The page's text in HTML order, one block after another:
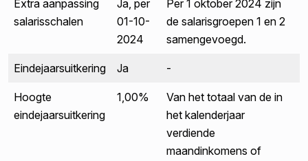
Extra aanpassing
salarisschalen
Ja, per
01-10-
2024
Per 1 oktober 2024 zijn
de salarisgroepen 1 en 2
samengevoegd.
Eindejaarsuitkering Ja -
Hoogte
eindejaarsuitkering
1,00%
Van het totaal van de in
het kalenderjaar
verdiende
maandinkomens of